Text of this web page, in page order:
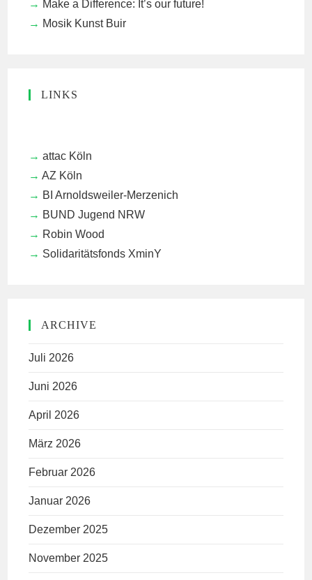
Make a Difference: It’s our future!
Mosik Kunst Buir
LINKS
attac Köln
AZ Köln
BI Arnoldsweiler-Merzenich
BUND Jugend NRW
Robin Wood
Solidaritätsfonds XminY
ARCHIVE
Juli 2026
Juni 2026
April 2026
März 2026
Februar 2026
Januar 2026
Dezember 2025
November 2025